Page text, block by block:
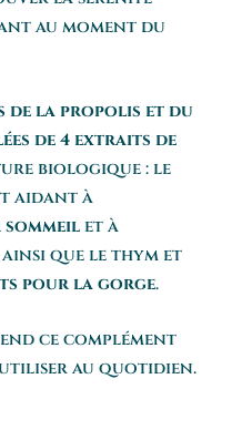
au moment du
de la propolis et du
de 4 extraits de
biologique : le
aidant à
et à
que le thym et
pour la gorge.
ce complément
au quotidien.